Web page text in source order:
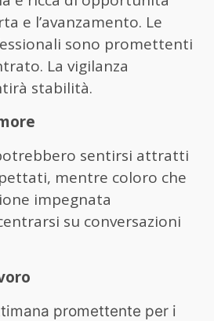
e l’avanzamento. Le
sono promettenti
La vigilanza
stabilità.
sentirsi attratti
mentre coloro che
impegnata
su conversazioni
promettente per i